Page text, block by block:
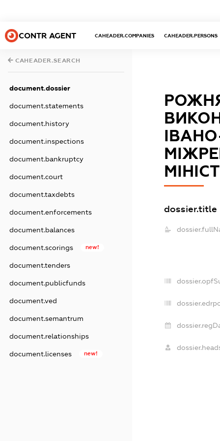
CONTR AGENT CAHEADER.COMPANIES CAHEADER.PERSONS
CAHEADER.SEARCH
document.dossier
document.statements
document.history
document.inspections
document.bankruptcy
document.court
document.taxdebts
document.enforcements
document.balances
document.scorings new!
document.tenders
document.publicfunds
document.ved
document.semantrum
document.relationships
document.licenses new!
dossier.title